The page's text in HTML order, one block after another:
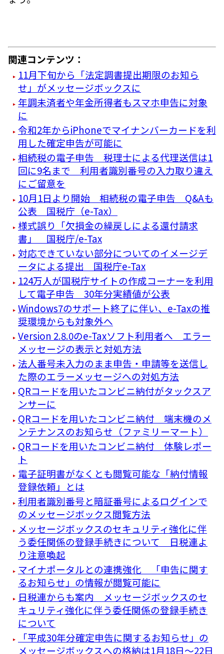
関連コンテンツ：
11月下旬から「法定調書提出期限のお知ら
せ」がメッセージボックスに
年調未済者や年金所得者もスマホ申告に対象
に
令和2年からiPhoneでマイナンバーカードを利
用した確定申告が可能に
相続税の電子申告 税理士による代理送信は1
回に9名まで 利用者識別番号の入力取り違え
にご留意を
10月1日より開始 相続税の電子申告 Q&Aも
公表 国税庁（e-Tax）
様式誤り「欠損金の繰戻しによる還付請求
書」 国税庁/e-Tax
対応できていない部分についてのイメージデ
ータによる提出 国税庁e-Tax
124万人が国税庁サイトの作成コーナーを利用
して電子申告 30年分実績値が公表
Windows7のサポート終了に伴い、e-Taxの推
奨環境からも対象外へ
Version 2.8.0のe-Taxソフト利用者へ エラー
メッセージの表示と対処方法
法人番号未入力のまま申告・申請等を送信し
た際のエラーメッセージへの対処方法
QRコードを用いたコンビニ納付がタックスア
ンサーに
QRコードを用いたコンビニ納付 端末機のメ
ンテナンスのお知らせ（ファミリーマート）
QRコードを用いたコンビニ納付 体験レポー
ト
電子証明書がなくとも閲覧可能な「納付情報
登録依頼」とは
利用者識別番号と暗証番号によるログインで
のメッセージボックス閲覧方法
メッセージボックスのセキュリティ強化に伴
う委任関係の登録手続きについて 日税連よ
り注意喚起
マイナポータルとの連携強化 「申告に関す
るお知らせ」の情報が閲覧可能に
日税連からも案内 メッセージボックスのセ
キュリティ強化に伴う委任関係の登録手続き
について
「平成30年分確定申告に関するお知らせ」の
メッセージボックスへの格納は1月18日～22日